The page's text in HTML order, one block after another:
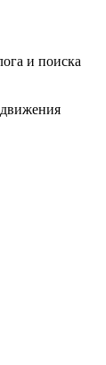
и поиска